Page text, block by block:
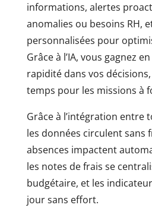
informations, alertes
anomalies ou besoins RH,
personnalisées pour
Grâce à l’IA, vous gagnez
rapidité dans vos
temps pour les missions à
Grâce à l’intégration entre
les données circulent sans
absences impactent
les notes de frais se
budgétaire, et les
jour sans effort.